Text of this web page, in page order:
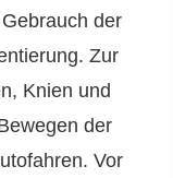
der
Zur
Knien und
der
Vor